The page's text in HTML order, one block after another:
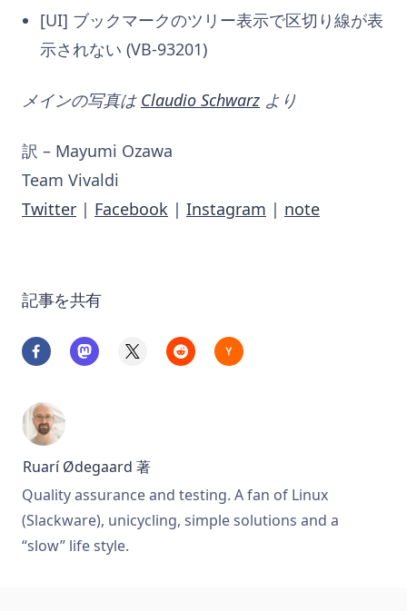
[UI] ブックマークのツリー表示で区切り線が表
示されない (VB-93201)
メインの写真は Claudio Schwarz より
訳 – Mayumi Ozawa
Team Vivaldi
Twitter | Facebook | Instagram | note
記事を共有
Ruarí Ødegaard 著
Quality assurance and testing. A fan of Linux
(Slackware), unicycling, simple solutions and a
“slow” life style.